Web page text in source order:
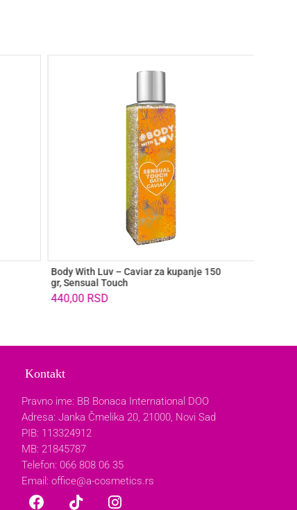
Body With Luv – Caviar za kupanje 150
gr, Sensual Touch
440,00 RSD
Kontakt
Pravno ime: BB Bonaca International DOO
Adresa: Janka Čmelika 20, 21000, Novi Sad
PIB: 113324912
MB: 21845787
Telefon: 066 808 06 35
Email:office@a-cosmetics.rs